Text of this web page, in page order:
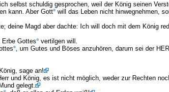
selbst schuldig gesprochen, weil der König seinen
kann. Aber Gott will das Leben nicht hinwegnehmen,
Magd aber dachte: Ich will doch mit dem König
Gottes vertilgen will.
, um Gutes und Böses anzuhören, darum sei der
sage an!
und König, es ist nicht möglich, weder zur Rechten
gelegt.